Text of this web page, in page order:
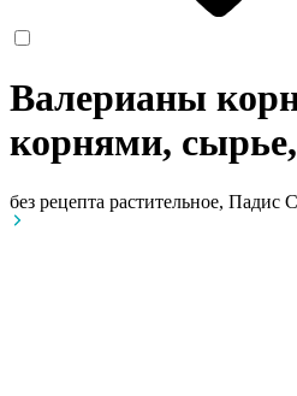
Валерианы
корнями,
без рецепта растительное, Падис